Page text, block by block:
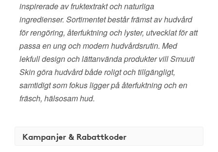
inspirerade av fruktextrakt och naturliga
ingredienser. Sortimentet består främst av hudvård
för rengöring, återfuktning och lyster, utvecklat för att
passa en ung och modern hudvårdsrutin. Med
lekfull design och lättanvända produkter vill Smuuti
Skin göra hudvård både roligt och tillgängligt,
samtidigt som fokus ligger på återfuktning och en
fräsch, hälsosam hud.
Kampanjer & Rabattkoder